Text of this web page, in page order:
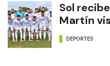
Sol
Martín
DEPORTES